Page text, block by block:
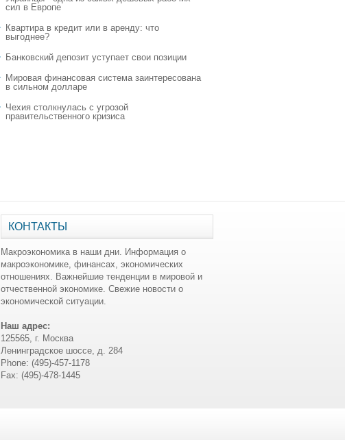
сил в Европе
Квартира в кредит или в аренду: что
выгоднее?
​Банковский депозит уступает свои позиции
Мировая финансовая система заинтересована
в сильном долларе
Чехия столкнулась с угрозой
правительственного кризиса
КОНТАКТЫ
Макроэкономика в наши дни. Информация о
макроэкономике, финансах, экономических
отношениях. Важнейшие тенденции в мировой и
отчественной экономике. Свежие новости о
экономической ситуации.
Наш адрес:
125565, г. Москва
Ленинградское шоссе, д. 284
Phone: (495)-457-1178
Fax: (495)-478-1445